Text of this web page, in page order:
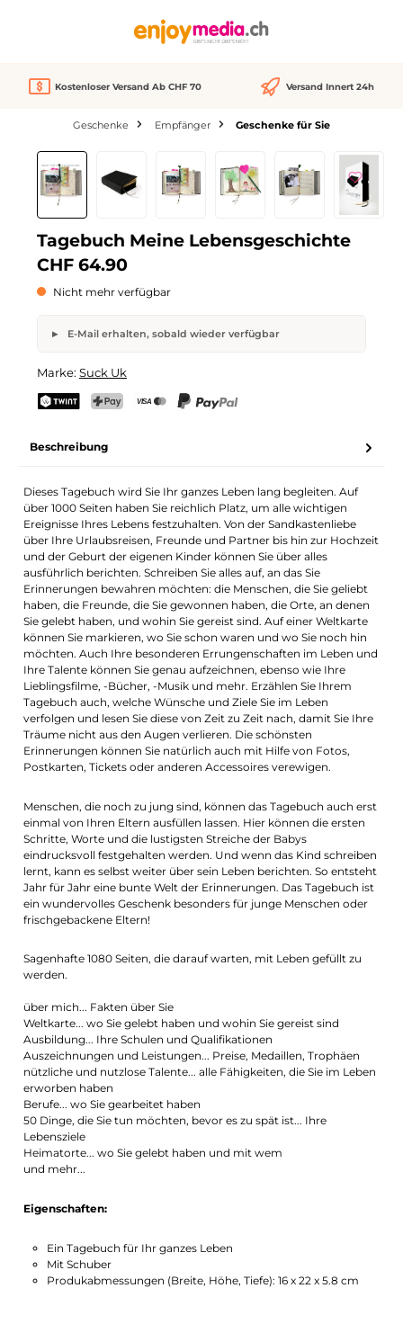
Kostenloser Versand Ab CHF 70 Versand Innert 24h
Geschenke Empfänger Geschenke für Sie
Bildergalerie überspringen
Nicht verfügbar
Tagebuch Meine Lebensgeschichte
CHF 64.90
Nicht mehr verfügbar
E-Mail erhalten, sobald wieder verfügbar
Dein Name E-Mail-Adresse
Marke: Suck Uk
Beschreibung
Dieses Tagebuch wird Sie Ihr ganzes Leben lang begleiten. Auf
über 1000 Seiten haben Sie reichlich Platz, um alle wichtigen
Ereignisse Ihres Lebens festzuhalten. Von der Sandkastenliebe
über Ihre Urlaubsreisen, Freunde und Partner bis hin zur Hochzeit
und der Geburt der eigenen Kinder können Sie über alles
ausführlich berichten. Schreiben Sie alles auf, an das Sie
Erinnerungen bewahren möchten: die Menschen, die Sie geliebt
haben, die Freunde, die Sie gewonnen haben, die Orte, an denen
Sie gelebt haben, und wohin Sie gereist sind. Auf einer Weltkarte
können Sie markieren, wo Sie schon waren und wo Sie noch hin
möchten. Auch Ihre besonderen Errungenschaften im Leben und
Ihre Talente können Sie genau aufzeichnen, ebenso wie Ihre
Lieblingsfilme, -Bücher, -Musik und mehr. Erzählen Sie Ihrem
Tagebuch auch, welche Wünsche und Ziele Sie im Leben
verfolgen und lesen Sie diese von Zeit zu Zeit nach, damit Sie Ihre
Träume nicht aus den Augen verlieren. Die schönsten
Erinnerungen können Sie natürlich auch mit Hilfe von Fotos,
Postkarten, Tickets oder anderen Accessoires verewigen.
Menschen, die noch zu jung sind, können das Tagebuch auch erst
einmal von Ihren Eltern ausfüllen lassen. Hier können die ersten
Schritte, Worte und die lustigsten Streiche der Babys
eindrucksvoll festgehalten werden. Und wenn das Kind schreiben
lernt, kann es selbst weiter über sein Leben berichten. So entsteht
Jahr für Jahr eine bunte Welt der Erinnerungen. Das Tagebuch ist
ein wundervolles Geschenk besonders für junge Menschen oder
frischgebackene Eltern!
Sagenhafte 1080 Seiten, die darauf warten, mit Leben gefüllt zu
werden.
über mich... Fakten über Sie
Weltkarte... wo Sie gelebt haben und wohin Sie gereist sind
Ausbildung... Ihre Schulen und Qualifikationen
Auszeichnungen und Leistungen... Preise, Medaillen, Trophäen
nützliche und nutzlose Talente... alle Fähigkeiten, die Sie im Leben
erworben haben
Berufe... wo Sie gearbeitet haben
50 Dinge, die Sie tun möchten, bevor es zu spät ist... Ihre
Lebensziele
Heimatorte... wo Sie gelebt haben und mit wem
und mehr...
Eigenschaften:
Ein Tagebuch für Ihr ganzes Leben
Mit Schuber
Produkabmessungen (Breite, Höhe, Tiefe): 16 x 22 x 5.8 cm